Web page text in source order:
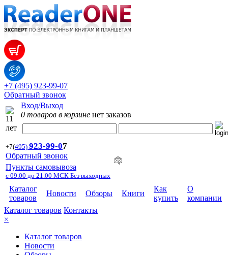
+7 (495) 923-99-07
Обратный звонок
Вход/Выход
0 товаров в корзине нет заказов
+7(495) 923-99-07
Обратный звонок
Пункты самовывоза
с 09.00 до 21.00 МСК Без выходных
Каталог
товаров
Новости Обзоры Книги
Как
купить
О
компании
Каталог товаров Контакты
×
Каталог товаров
Новости